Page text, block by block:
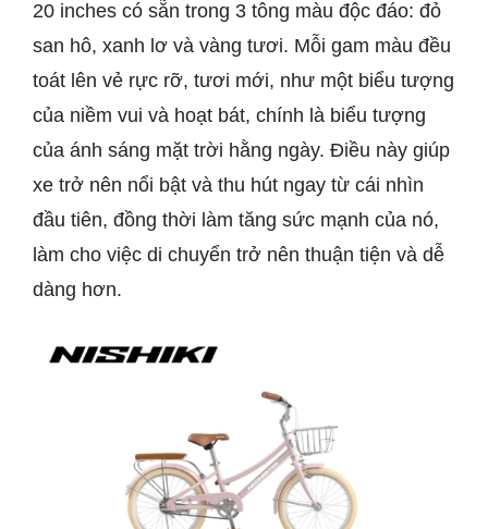
20 inches có sẵn trong 3 tông màu độc đáo: đỏ
san hô, xanh lơ và vàng tươi. Mỗi gam màu đều
toát lên vẻ rực rỡ, tươi mới, như một biểu tượng
của niềm vui và hoạt bát, chính là biểu tượng
của ánh sáng mặt trời hằng ngày. Điều này giúp
xe trở nên nổi bật và thu hút ngay từ cái nhìn
đầu tiên, đồng thời làm tăng sức mạnh của nó,
làm cho việc di chuyển trở nên thuận tiện và dễ
dàng hơn.